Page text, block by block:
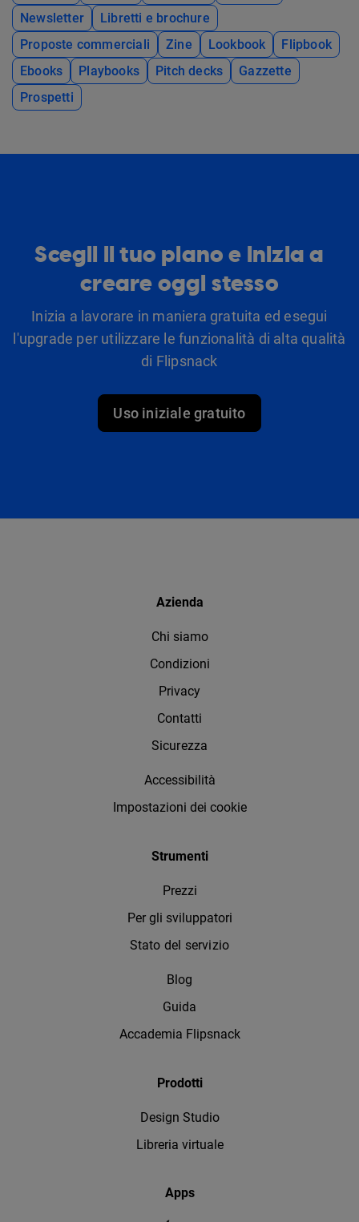
Newsletter
Libretti e brochure
Proposte commerciali
Zine Lookbook
Flipbook
Ebooks
Playbooks Pitch decks
Gazzette
Prospetti
Scegli il tuo piano e inizia a
creare oggi stesso
Inizia a lavorare in maniera gratuita ed esegui
l'upgrade per utilizzare le funzionalità di alta qualità
di Flipsnack
Uso iniziale gratuito
Azienda
Chi siamo
Condizioni
Privacy
Contatti
Sicurezza
Accessibilità
Impostazioni dei cookie
Strumenti
Prezzi
Per gli sviluppatori
Stato del servizio
Blog
Guida
Accademia Flipsnack
Prodotti
Design Studio
Libreria virtuale
Apps